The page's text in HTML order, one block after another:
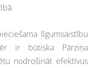
līgumsaistību
ir būtiska Pārziņa
nodrošināt efektīvus